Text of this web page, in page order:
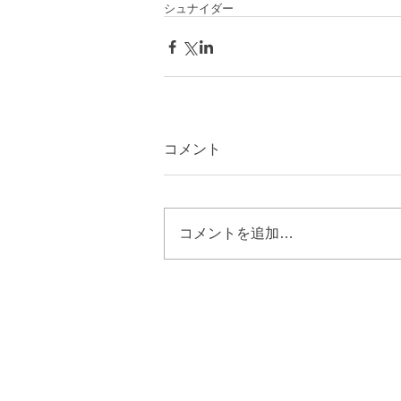
シュナイダー
コメント
コメントを追加…